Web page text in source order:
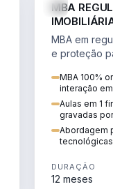
MBA
MBA em
e proteção
rural.
MBA 100%
interação
Aulas em 1
gravadas
Abordagem
tecnológicas
DURAÇÃO
12 meses